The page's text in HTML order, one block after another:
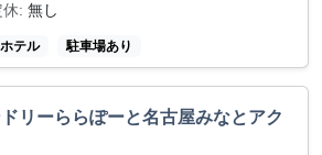
休: 無し
テル 駐車場あり
リーららぽーと名古屋みなとアク